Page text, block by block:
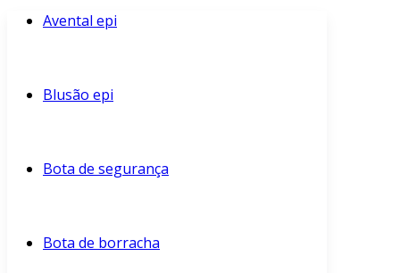
Avental epi
Blusão epi
Bota de segurança
Bota de borracha